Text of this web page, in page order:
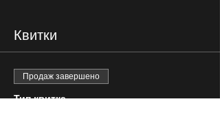
Квитки
Продаж завершено
Тип квитка